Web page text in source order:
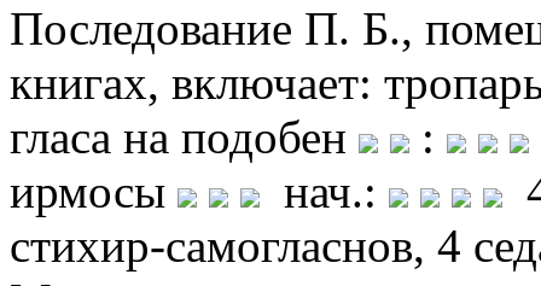
Последование П. Б.,
книгах, включает:
гласа на подобен
:
ирмосы
нач.:
стихир-самогласнов, 4